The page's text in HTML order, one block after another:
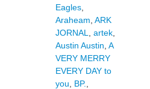
Eagles,
Araheam ARK
JORNAL
artek,
Austin Austin A
VERY MERRY
EVERY DAY to
you
BP.